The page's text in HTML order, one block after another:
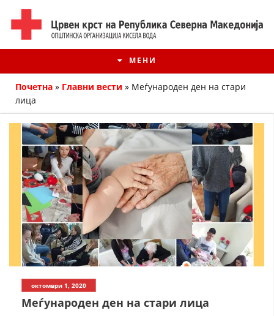
МЕНИ
ИСТОРИЈАТ НА ЦКРМ
ИСТОРИЈАТ НА ДВИЖЕЊЕТО
СТРУКТУРА НА ОРГАНИЗАЦИЈАТА
КОНТАКТ ИНФОРМАЦИИ
Почетна » Главни вести » Меѓународен ден на стари
лица
октомври 1, 2020
Меѓународен ден на стари лица